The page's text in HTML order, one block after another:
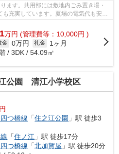
ます。共用部には敷地内ごみ置き場・
充実しています。夏場の電気代も安く
万円 (管理費等：10,000円 )
金 0万円 礼金
1ヶ月
/ 3DK / 54.09㎡
公園 清江小学校区
つ橋線 「住之江公園 」駅 徒歩3
「住ノ江 」駅 徒歩17分
つ橋線 「北加賀屋 」駅 徒歩20分